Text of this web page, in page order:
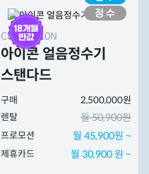
CHPI-7410N
아이콘 얼음정수기
스탠다드
구매
2,500,000원
렌탈
월 50,900원
프로모션 월 45,900원 ~
제휴카드 월 30,900 원 ~